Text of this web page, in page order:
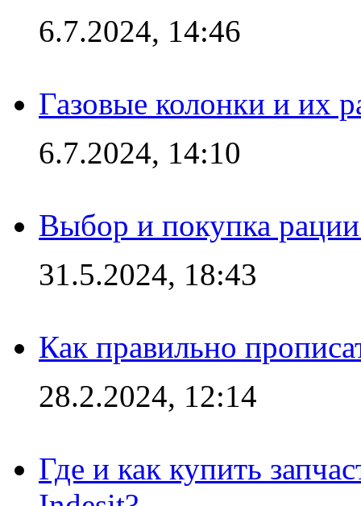
6.7.2024, 14:46
Газовые колонки и их
6.7.2024, 14:10
Выбор и покупка
31.5.2024, 18:43
Как правильно
28.2.2024, 12:14
Где и как купить